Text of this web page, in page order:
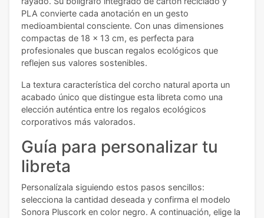
PLA convierte cada anotación en un gesto
medioambiental consciente. Con unas dimensiones
compactas de 18 x 13 cm, es perfecta para
profesionales que buscan regalos ecológicos que
reflejen sus valores sostenibles.
La textura característica del corcho natural aporta un
acabado único que distingue esta libreta como una
elección auténtica entre los regalos ecológicos
corporativos más valorados.
Guía para personalizar tu
libreta
Personalízala siguiendo estos pasos sencillos:
selecciona la cantidad deseada y confirma el modelo
Sonora Pluscork en color negro. A continuación, elige la